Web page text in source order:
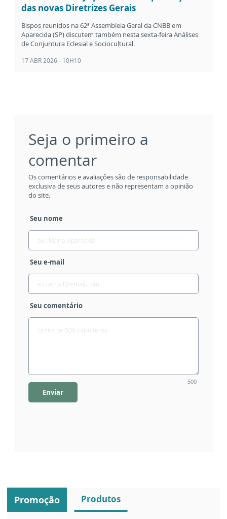
das novas Diretrizes Gerais
Bispos reunidos na 62ª Assembleia Geral da CNBB em
Aparecida (SP) discutem também nesta sexta-feira Análises
de Conjuntura Eclesial e Sociocultural.
17 ABR 2026 - 10H10
Seja o primeiro a
comentar
Os comentários e avaliações são de responsabilidade
exclusiva de seus autores e não representam a opinião
do site.
Seu nome
Seu e-mail
Seu comentário
500
Enviar
Promoção Produtos